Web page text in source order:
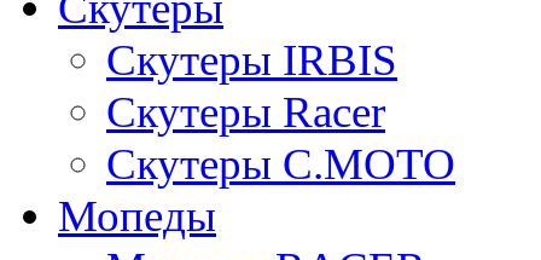
Скутеры IRBIS
Скутеры Racer
Скутеры C.MOTO
Мопеды